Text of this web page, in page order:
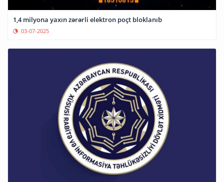
1,4 milyona yaxın zərərli elektron poçt bloklanıb
03-07-2025